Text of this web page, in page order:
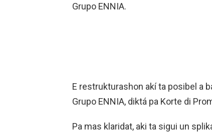
Grupo ENNIA.
E restrukturashon akí ta posibel a
Grupo ENNIA, diktá pa Korte di
Pa mas klaridat, aki ta sigui un